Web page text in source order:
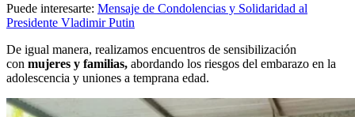
Puede interesarte: Mensaje de Condolencias y Solidaridad al
Presidente Vladimir Putin
De igual manera, realizamos encuentros de sensibilización
con mujeres y familias, abordando los riesgos del embarazo en la
adolescencia y uniones a temprana edad.